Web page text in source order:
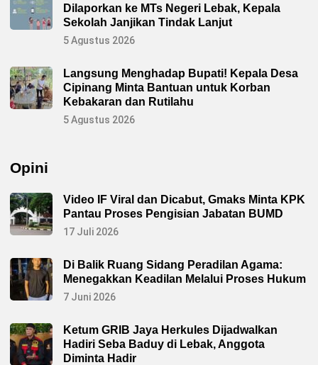
Dilaporkan ke MTs Negeri Lebak, Kepala
Sekolah Janjikan Tindak Lanjut
5 Agustus 2026
Langsung Menghadap Bupati! Kepala Desa
Cipinang Minta Bantuan untuk Korban
Kebakaran dan Rutilahu
5 Agustus 2026
Opini
Video IF Viral dan Dicabut, Gmaks Minta KPK
Pantau Proses Pengisian Jabatan BUMD
17 Juli 2026
Di Balik Ruang Sidang Peradilan Agama:
Menegakkan Keadilan Melalui Proses Hukum
7 Juni 2026
Ketum GRIB Jaya Herkules Dijadwalkan
Hadiri Seba Baduy di Lebak, Anggota
Diminta Hadir